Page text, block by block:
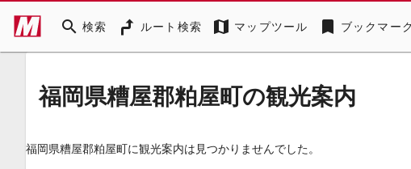
search 検索 ルート検索 map マップツール bookmark ブックマーク
福岡県糟屋郡粕屋町の観光案内
福岡県糟屋郡粕屋町に観光案内は見つかりませんでした。